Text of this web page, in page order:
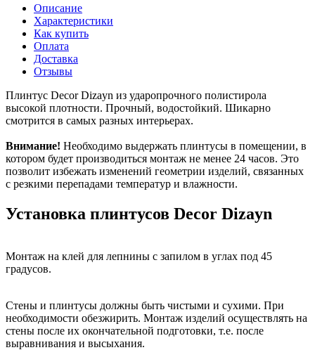
Описание
Характеристики
Как купить
Оплата
Доставка
Отзывы
Плинтус Decor Dizayn из ударопрочного полистирола
высокой плотности. Прочный, водостойкий. Шикарно
смотрится в самых разных интерьерах.
Внимание! Необходимо выдержать плинтусы в помещении, в
котором будет производиться монтаж не менее 24 часов. Это
позволит избежать изменений геометрии изделий, связанных
с резкими перепадами температур и влажности.
Установка плинтусов Decor Dizayn
Монтаж на клей для лепнины с запилом в углах под 45
градусов.
Стены и плинтусы должны быть чистыми и сухими. При
необходимости обезжирить. Монтаж изделий осуществлять на
стены после их окончательной подготовки, т.е. после
выравнивания и высыхания.